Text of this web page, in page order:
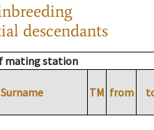
descendants
mating station
Surname TM from